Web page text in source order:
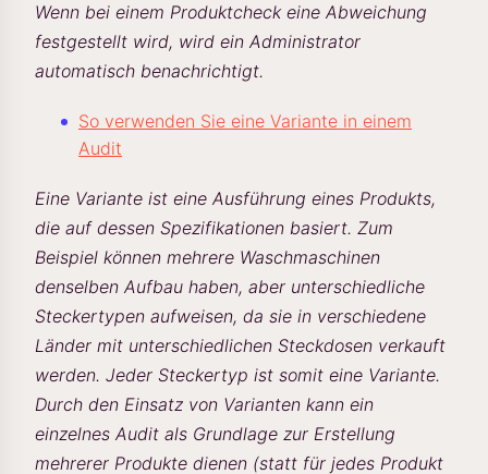
Wenn bei einem Produktcheck eine Abweichung
festgestellt wird, wird ein Administrator
automatisch benachrichtigt.
So verwenden Sie eine Variante in einem
Audit
Eine Variante ist eine Ausführung eines Produkts,
die auf dessen Spezifikationen basiert. Zum
Beispiel können mehrere Waschmaschinen
denselben Aufbau haben, aber unterschiedliche
Steckertypen aufweisen, da sie in verschiedene
Länder mit unterschiedlichen Steckdosen verkauft
werden. Jeder Steckertyp ist somit eine Variante.
Durch den Einsatz von Varianten kann ein
einzelnes Audit als Grundlage zur Erstellung
mehrerer Produkte dienen (statt für jedes Produkt